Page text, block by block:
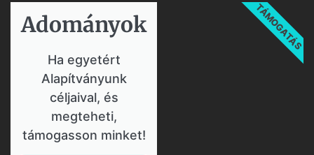
Adományok​
Ha egyetért
Alapítványunk
céljaival, és
megteheti,
támogasson minket!
TÁMOGATÁS